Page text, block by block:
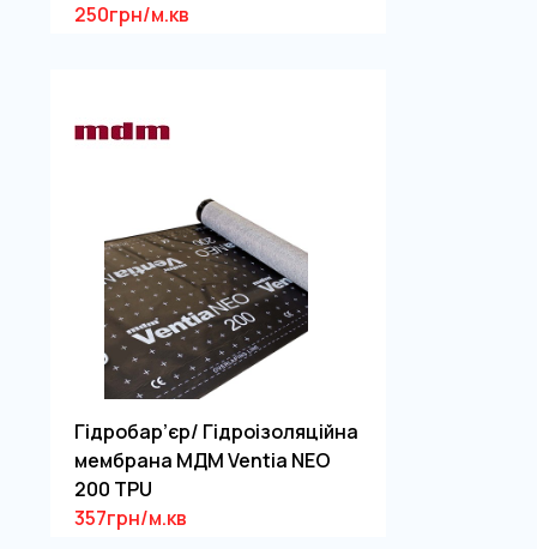
250грн/м.кв
Гідробар’єр/ Гідроізоляційна
мембрана МДМ Ventia NEO
200 TPU
357грн/м.кв